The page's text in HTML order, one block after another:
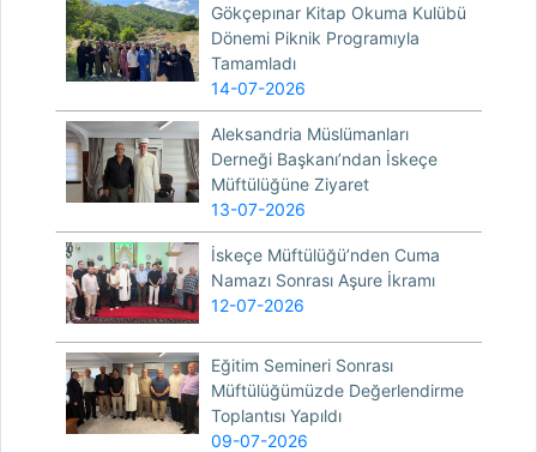
Gökçepınar Kitap Okuma Kulübü
Dönemi Piknik Programıyla
Tamamladı
14-07-2026
Aleksandria Müslümanları
Derneği Başkanı’ndan İskeçe
Müftülüğüne Ziyaret
13-07-2026
İskeçe Müftülüğü’nden Cuma
Namazı Sonrası Aşure İkramı
12-07-2026
Eğitim Semineri Sonrası
Müftülüğümüzde Değerlendirme
Toplantısı Yapıldı
09-07-2026